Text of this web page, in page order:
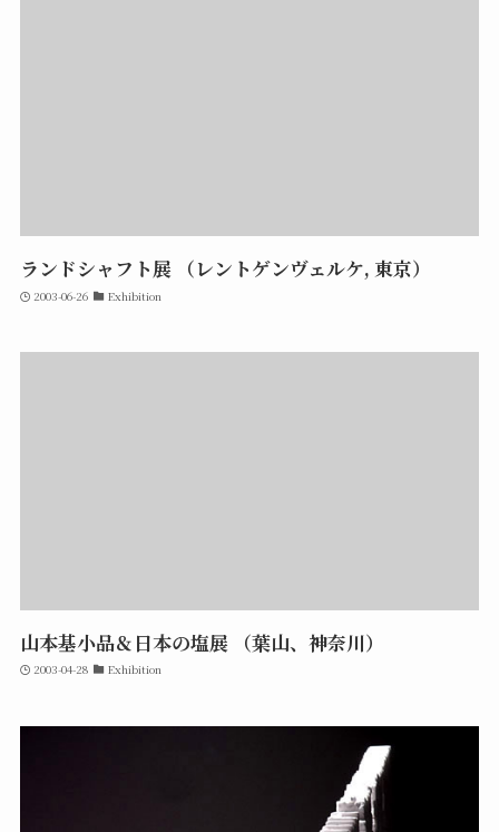
ランドシャフト展 （レントゲンヴェルケ, 東京）
2003-06-26 Exhibition
山本基小品＆日本の塩展 （葉山、神奈川）
2003-04-28 Exhibition